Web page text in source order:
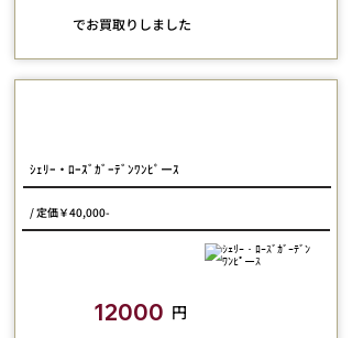
​でお買取りしました
ｼｪﾘｰ・ﾛｰｽﾞｶﾞｰﾃﾞﾝﾜﾝﾋﾟーｽ
/ 定価￥40,000-
12000 円